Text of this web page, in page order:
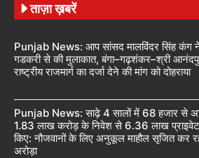
ताज़ा ख़बरें
Punjab News: आप सांसद मालविंदर सिंह कंग ने
गडकरी से की मुलाकात, बंगा–गढ़शंकर–श्री आनंदपुर
राष्ट्रीय राजमार्ग का दर्जा देने की मांग को दोहराया
Punjab News: साढ़े 4 सालों में 68 हजार से
1.83 लाख करोड़ के निवेश से 6.36 लाख प्राइवेट
किए: नौजवानों के लिए अनुकूल माहौल सृजित कर
अरोड़ा